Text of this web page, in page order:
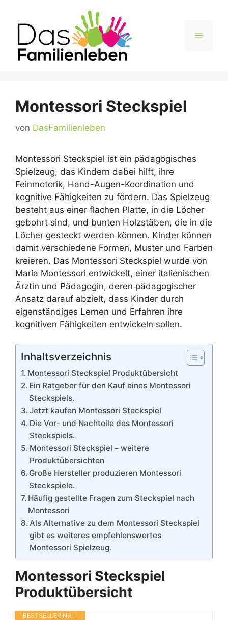
springen
Menü
Montessori Steckspiel
von DasFamilienleben
Montessori Steckspiel ist ein pädagogisches
Spielzeug, das Kindern dabei hilft, ihre
Feinmotorik, Hand-Augen-Koordination und
kognitive Fähigkeiten zu fördern. Das Spielzeug
besteht aus einer flachen Platte, in die Löcher
gebohrt sind, und bunten Holzstäben, die in die
Löcher gesteckt werden können. Kinder können
damit verschiedene Formen, Muster und Farben
kreieren. Das Montessori Steckspiel wurde von
Maria Montessori entwickelt, einer italienischen
Ärztin und Pädagogin, deren pädagogischer
Ansatz darauf abzielt, dass Kinder durch
eigenständiges Lernen und Erfahren ihre
kognitiven Fähigkeiten entwickeln sollen.
Inhaltsverzeichnis
Montessori Steckspiel Produktübersicht
Ein Ratgeber für den Kauf eines Montessori
Steckspiels.
Jetzt kaufen Montessori Steckspiel
Die Vor- und Nachteile des Montessori
Steckspiels.
Montessori Steckspiel – weitere
Produktübersichten
Große Hersteller produzieren Montessori
Steckspiele.
Häufig gestellte Fragen zum Steckspiel nach
Montessori
Als Alternative zu dem Montessori Steckspiel
gibt es weiteres empfehlenswertes
Montessori Spielzeug.
Montessori Steckspiel
Produktübersicht
BESTSELLER NR. 1